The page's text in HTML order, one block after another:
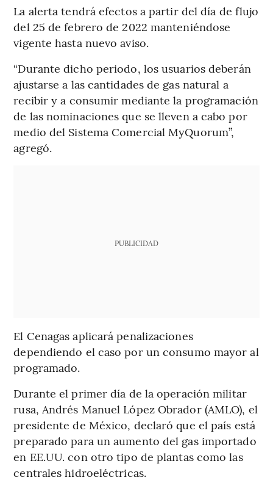
La alerta tendrá efectos a partir del día de flujo
del 25 de febrero de 2022 manteniéndose
vigente hasta nuevo aviso.
“Durante dicho periodo, los usuarios deberán
ajustarse a las cantidades de gas natural a
recibir y a consumir mediante la programación
de las nominaciones que se lleven a cabo por
medio del Sistema Comercial MyQuorum”,
agregó.
PUBLICIDAD
El Cenagas aplicará penalizaciones
dependiendo el caso por un consumo mayor al
programado.
Durante el primer día de la operación militar
rusa, Andrés Manuel López Obrador (AMLO), el
presidente de México, declaró que el país está
preparado para un aumento del gas importado
en EE.UU. con otro tipo de plantas como las
centrales hidroeléctricas.